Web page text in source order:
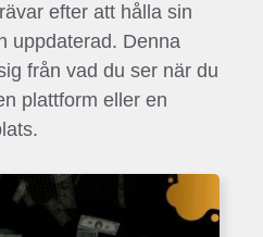
efter att hålla sin
uppdaterad. Denna
från vad du ser när du
plattform eller en